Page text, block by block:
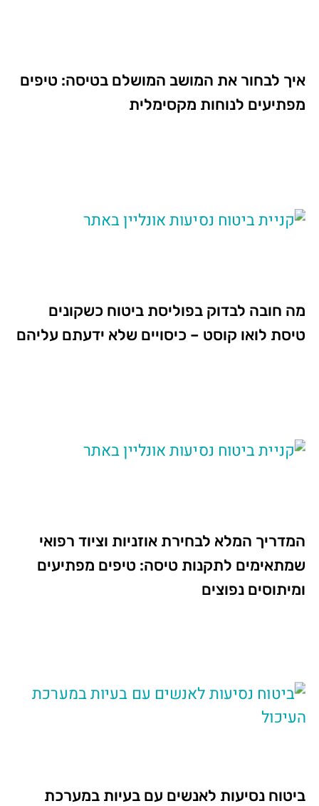
איך לבחור את המושב המושלם בטיסה: טיפים
מפתיעים לנוחות מקסימלית
מה חובה לבדוק בפוליסת ביטוח כשקונים
טיסת לואו קוסט – כיסויים שלא ידעתם עליהם
המדריך המלא לבחירת אוזניות וציוד רפואי
שמתאימים לתקנות טיסה: טיפים מפתיעים
ומיתוסים נפוצים
ביטוח נסיעות לאנשים עם בעיות במערכת